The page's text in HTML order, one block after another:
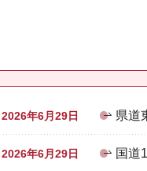
2026年6月29日 県道
2026年6月29日 国道